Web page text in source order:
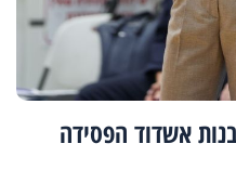
אשדוד הפסידה